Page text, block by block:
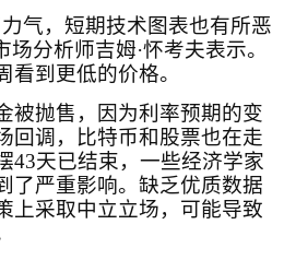
气，短期技术图表也有所恶
场分析师吉姆·怀考夫表示。
看到更低的价格。
被抛售，因为利率预期的变
回调，比特币和股票也在走
43天已结束，一些经济学家
了严重影响。缺乏优质数据
上采取中立立场，可能导致